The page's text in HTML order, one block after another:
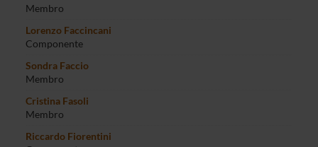
Membro
Lorenzo Faccincani
Componente
Sondra Faccio
Membro
Cristina Fasoli
Membro
Riccardo Fiorentini